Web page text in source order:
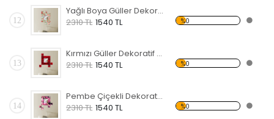
12
Yağlı Boya Güller Dekoratif Ahşap Çerçeveli Ayna
2310 TL 1540 TL %0
13
Kırmızı Güller Dekoratif Ahşap Çerçeveli Ayna
2310 TL 1540 TL %0
14
Pembe Çiçekli Dekoratif Ahşap Çerçeveli Ayna
2310 TL 1540 TL %0